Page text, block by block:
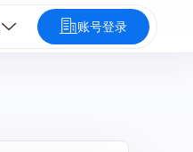
账号登录